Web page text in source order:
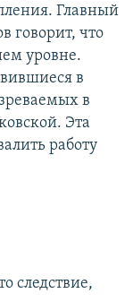
Главный
говорит, что
уровне.
в
в
Эта
работу
следствие,